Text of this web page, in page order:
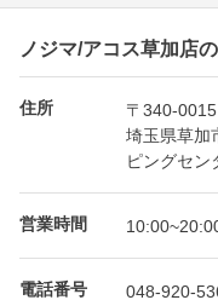
ノジマ/アコス草加店
住所
〒340-0015
埼玉県草加
ピングセ
営業時間
電話番号 048-920-